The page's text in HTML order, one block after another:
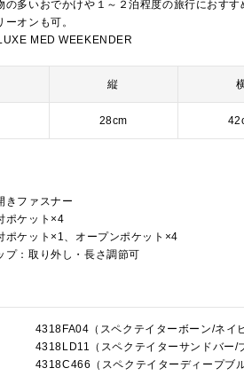
の多いおでかけや１～２泊程度の旅行におす
ーオンも可。
MED WEEKENDER
縦
28cm
きファスナー
ポケット×4
ポケット×1、オープンポケット×4
プ：取り外し・長さ調節可
4318FA04（スペクテイターボーン/ネイ
4318LD11（スペクテイターサンドバー/
4318C466（スペクテイターディープブ